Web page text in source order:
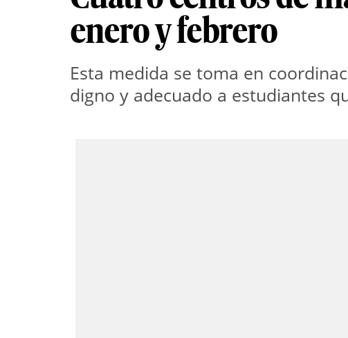
enero y febrero
Esta medida se toma en
digno y adecuado a estudiantes